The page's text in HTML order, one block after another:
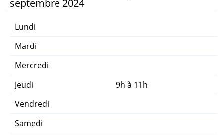
Randonnée Seniors
Relaxation aux Bols Tibétains
Street Dance Ado
Street Dance Adultes
septembre 2024
Lundi
Mardi
Mercredi
Jeudi
9h à 11h
Vendredi
Samedi